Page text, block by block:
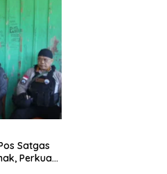
Satgas
Perkuat